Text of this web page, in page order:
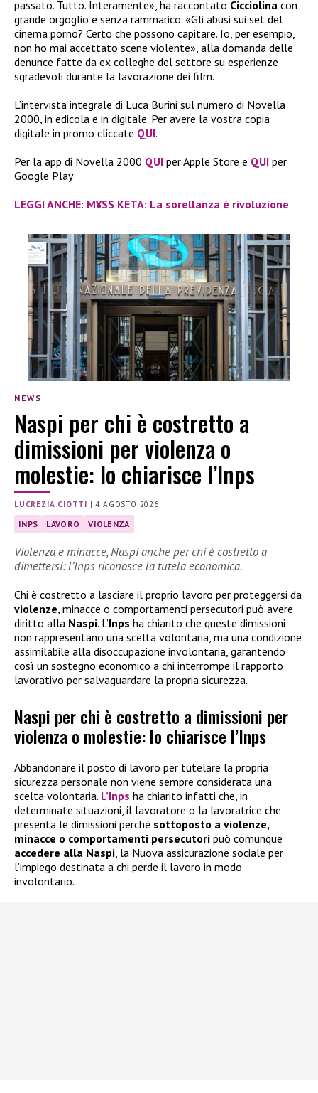
passato. Tutto. Interamente», ha raccontato Cicciolina con
grande orgoglio e senza rammarico. «Gli abusi sui set del
cinema porno? Certo che possono capitare. Io, per esempio,
non ho mai accettato scene violente», alla domanda delle
denunce fatte da ex colleghe del settore su esperienze
sgradevoli durante la lavorazione dei film.
L’intervista integrale di Luca Burini sul numero di Novella
2000, in edicola e in digitale. Per avere la vostra copia
digitale in promo cliccate QUI.
Per la app di Novella 2000 QUI per Apple Store e QUI per
Google Play
LEGGI ANCHE: M¥SS KETA: La sorellanza è rivoluzione
NEWS
Naspi per chi è costretto a
dimissioni per violenza o
molestie: lo chiarisce l’Inps
LUCREZIA CIOTTI |4 AGOSTO 2026
INPS LAVORO VIOLENZA
Violenza e minacce, Naspi anche per chi è costretto a
dimettersi: l’Inps riconosce la tutela economica.
Chi è costretto a lasciare il proprio lavoro per proteggersi da
violenze, minacce o comportamenti persecutori può avere
diritto alla Naspi. L’Inps ha chiarito che queste dimissioni
non rappresentano una scelta volontaria, ma una condizione
assimilabile alla disoccupazione involontaria, garantendo
così un sostegno economico a chi interrompe il rapporto
lavorativo per salvaguardare la propria sicurezza.
Naspi per chi è costretto a dimissioni per
violenza o molestie: lo chiarisce l’Inps
Abbandonare il posto di lavoro per tutelare la propria
sicurezza personale non viene sempre considerata una
scelta volontaria. L’Inps ha chiarito infatti che, in
determinate situazioni, il lavoratore o la lavoratrice che
presenta le dimissioni perché sottoposto a violenze,
minacce o comportamenti persecutori può comunque
accedere alla Naspi , la Nuova assicurazione sociale per
l’impiego destinata a chi perde il lavoro in modo
involontario.